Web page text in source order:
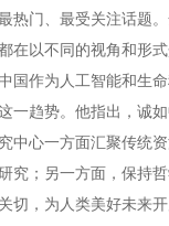
热门、最受关注话题
在以不同的视角和形
国作为人工智能和生
一趋势。他指出，诚如
中心一方面汇聚传统
究；另一方面，保持
切，为人类美好未来